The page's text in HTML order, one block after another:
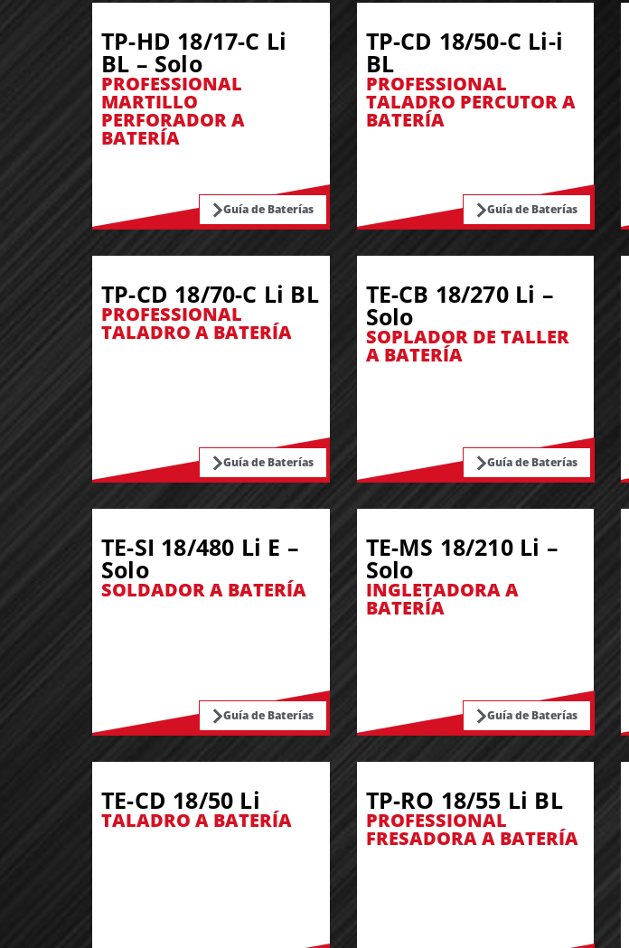
TP-HD 18/17-C Li
BL – Solo
PROFESSIONAL
MARTILLO
PERFORADOR A
BATERÍA
Guía de Baterías
TP-CD 18/50-C Li-i
BL
PROFESSIONAL
TALADRO PERCUTOR A
BATERÍA
Guía de Baterías
TP-CD 18/70-C Li BL
PROFESSIONAL
TALADRO A BATERÍA
Guía de Baterías
TE-CB 18/270 Li –
Solo
SOPLADOR DE TALLER
A BATERÍA
Guía de Baterías
TE-SI 18/480 Li E –
Solo
SOLDADOR A BATERÍA
Guía de Baterías
TE-MS 18/210 Li –
Solo
INGLETADORA A
BATERÍA
Guía de Baterías
TE-CD 18/50 Li
TALADRO A BATERÍA
TP-RO 18/55 Li BL
PROFESSIONAL
FRESADORA A BATERÍA